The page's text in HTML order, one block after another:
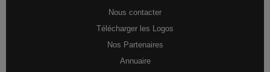
Nous contacter
Télécharger les Logos
Nos Partenaires
Annuaire